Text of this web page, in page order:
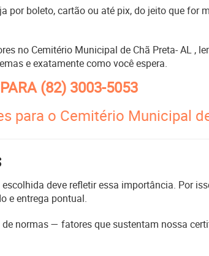
por boleto, cartão ou até pix, do jeito que for
no Cemitério Municipal de Chã Preta- AL ,
e exatamente como você espera.
(82) 3003-5053
para o Cemitério Municipal
deve refletir essa importância. Por
e entrega pontual.
normas — fatores que sustentam nossa